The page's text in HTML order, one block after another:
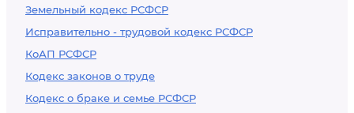
Земельный кодекс РСФСР
Исправительно - трудовой кодекс РСФСР
КоАП РСФСР
Кодекс законов о труде
Кодекс о браке и семье РСФСР